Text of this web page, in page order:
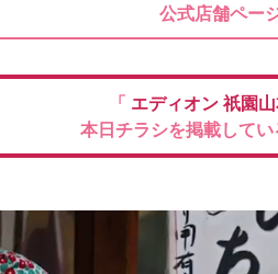
公式店舗ペー
「 エディオン 祇園
本日チラシを掲載してい